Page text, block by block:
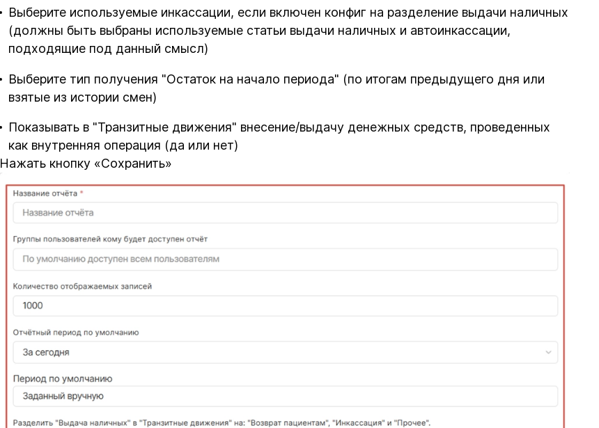
Выберите используемые инкассации, если включен конфиг на разделение выдачи наличных
(должны быть выбраны используемые статьи выдачи наличных и автоинкассации,
подходящие под данный смысл)
Выберите тип получения "Остаток на начало периода" (по итогам предыдущего дня или
взятые из истории смен)
Показывать в "Транзитные движения" внесение/выдачу денежных средств, проведенных
как внутренняя операция (да или нет)
Нажать кнопку «Сохранить»